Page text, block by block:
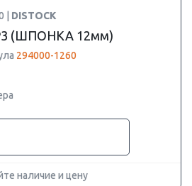
| DISTOCK
(ШПОНКА 12мм)
294000-1260
наличие и цену